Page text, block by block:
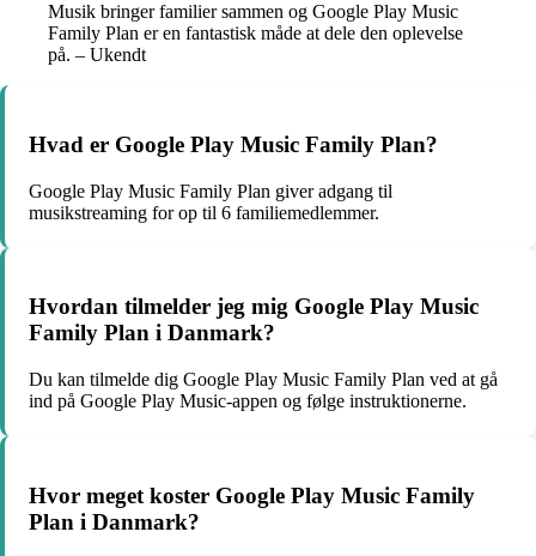
Musik bringer familier sammen og Google Play Music
Family Plan er en fantastisk måde at dele den oplevelse
på. – Ukendt
Hvad er Google Play Music Family Plan?
Google Play Music Family Plan giver adgang til
musikstreaming for op til 6 familiemedlemmer.
Hvordan tilmelder jeg mig Google Play Music
Family Plan i Danmark?
Du kan tilmelde dig Google Play Music Family Plan ved at gå
ind på Google Play Music-appen og følge instruktionerne.
Hvor meget koster Google Play Music Family
Plan i Danmark?